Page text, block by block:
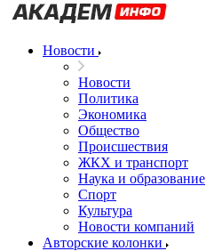
Новости
Новости
Политика
Экономика
Общество
Происшествия
ЖКХ и транспорт
Наука и образование
Спорт
Культура
Новости компаний
Авторские колонки